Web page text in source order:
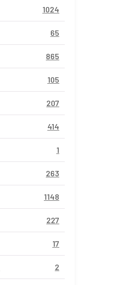
1024
65
865
105
207
414
1
263
1148
227
17
2